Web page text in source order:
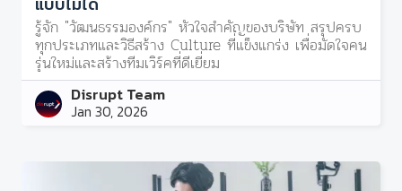
รู้จัก "วัฒนธรรมองค์กร" หัวใจสำคัญของบริษัท สรุปครบ
ทุกประเภทและวิธีสร้าง Culture ที่แข็งแกร่ง เพื่อมัดใจคน
รุ่นใหม่และสร้างทีมเวิร์คที่ดีเยี่ยม
Disrupt Team
Jan 30, 2026